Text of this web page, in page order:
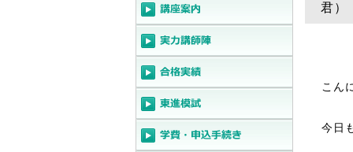
君）
こん
今日